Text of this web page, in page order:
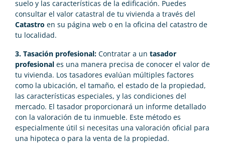
suelo y las características de la edificación. Puedes
consultar el valor catastral de tu vivienda a través del
Catastro en su página web o en la oficina del catastro de
tu localidad.
3. Tasación profesional: Contratar a un tasador
profesional es una manera precisa de conocer el valor de
tu vivienda. Los tasadores evalúan múltiples factores
como la ubicación, el tamaño, el estado de la propiedad,
las características especiales, y las condiciones del
mercado. El tasador proporcionará un informe detallado
con la valoración de tu inmueble. Este método es
especialmente útil si necesitas una valoración oficial para
una hipoteca o para la venta de la propiedad.